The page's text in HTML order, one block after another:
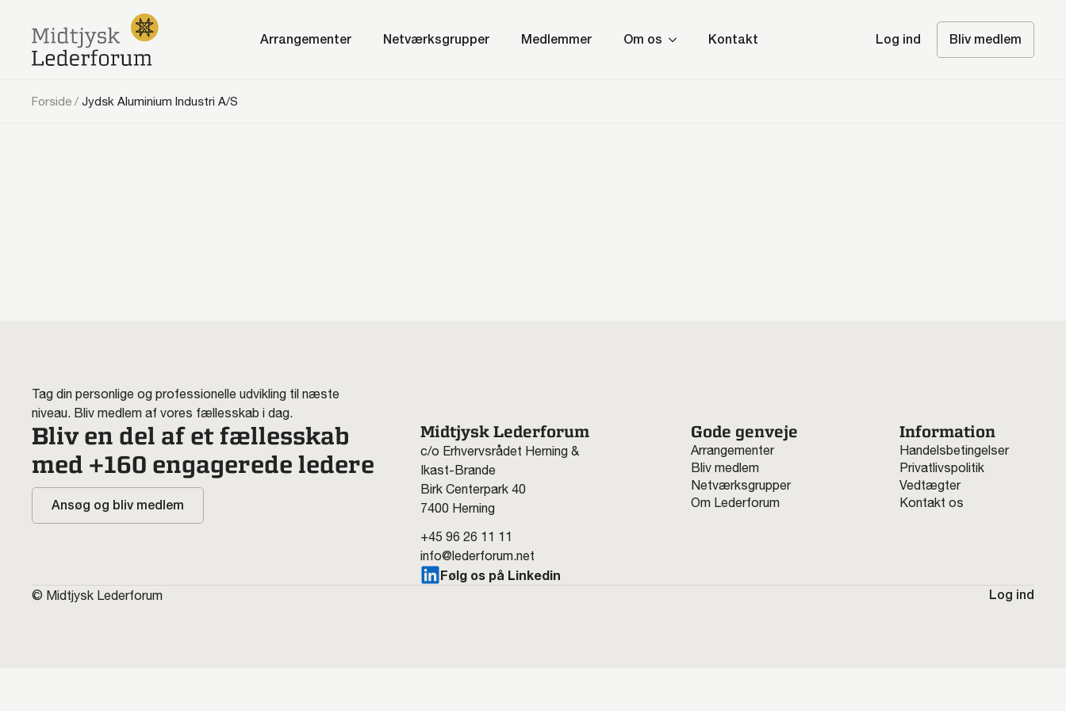
Arrangementer Netværksgrupper Medlemmer Om os Kontakt Log ind Bliv medlem
Forside / Jydsk Aluminium Industri A/S
Tag din personlige og professionelle udvikling til næste
niveau. Bliv medlem af vores fællesskab i dag.
Bliv en del af et fællesskab
med +160 engagerede ledere
Ansøg og bliv medlem
Midtjysk Lederforum
c/o Erhvervsrådet Herning &
Ikast-Brande
Birk Centerpark 40
7400 Herning
+45 96 26 11 11
info@lederforum.net
Følg os på Linkedin
Gode genveje
Arrangementer
Bliv medlem
Netværksgrupper
Om Lederforum
Information
Handelsbetingelser
Privatlivspolitik
Vedtægter
Kontakt os
© Midtjysk Lederforum Log ind